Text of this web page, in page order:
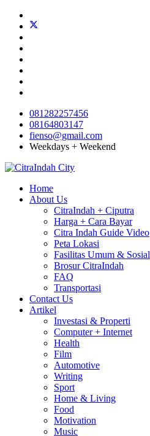
081282257456
08164803147
fienso@gmail.com
Weekdays + Weekend
Home
About Us
CitraIndah + Ciputra
Harga + Cara Bayar
Citra Indah Guide Video
Peta Lokasi
Fasilitas Umum & Sosial
Brosur CitraIndah
FAQ
Transportasi
Contact Us
Artikel
Investasi & Properti
Computer + Internet
Health
Film
Automotive
Writing
Sport
Home & Living
Food
Motivation
Music